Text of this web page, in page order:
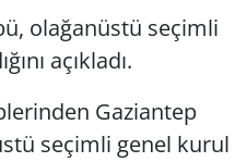
olağanüstü seçimli
açıkladı.
Gaziantep
seçimli genel kurul